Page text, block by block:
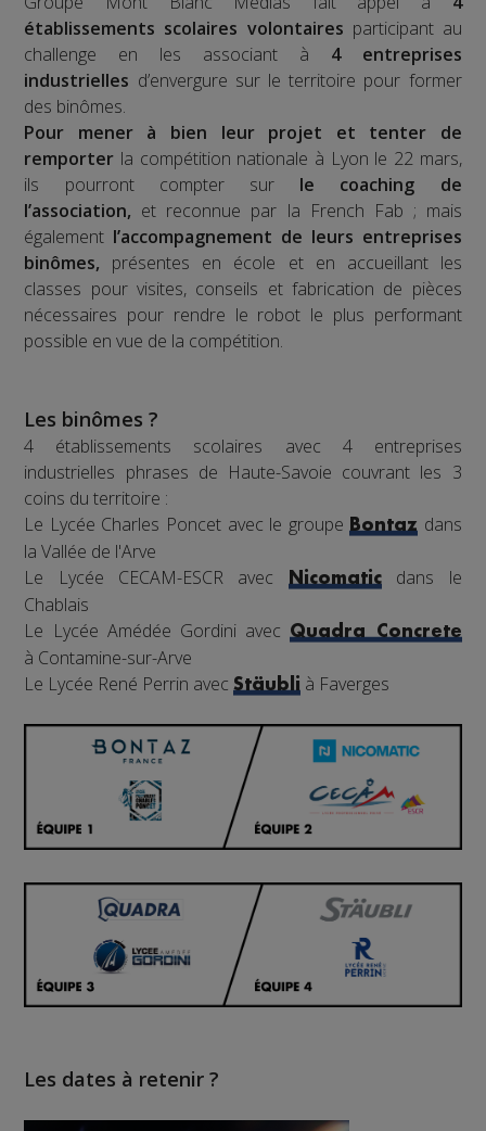
établissements scolaires volontaires participant au
challenge en les associant à 4 entreprises
industrielles d’envergure sur le territoire pour former
des binômes.
Pour mener à bien leur projet et tenter de
remporter la compétition nationale à Lyon le 22 mars,
ils pourront compter sur le coaching de
l’association, et reconnue par la French Fab ; mais
également l’accompagnement de leurs entreprises
binômes, présentes en école et en accueillant les
classes pour visites, conseils et fabrication de pièces
nécessaires pour rendre le robot le plus performant
possible en vue de la compétition.
Les binômes ?
4 établissements scolaires avec 4 entreprises
industrielles phrases de Haute-Savoie couvrant les 3
coins du territoire :
Le Lycée Charles Poncet avec le groupe Bontaz dans
la Vallée de l'Arve
Le Lycée CECAM-ESCR avec
Nicomaticdans le
Chablais
Le Lycée Amédée Gordini avecQuadra Concrete
à Contamine-sur-Arve
Le Lycée René Perrin avecStäubli à Faverges
Les dates à retenir ?